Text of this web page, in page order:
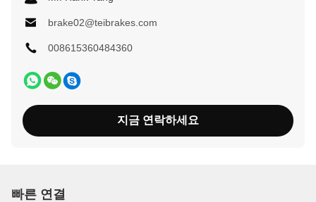
brake02@teibrakes.com
008615360484360
지금 연락하세요
빠른 연결